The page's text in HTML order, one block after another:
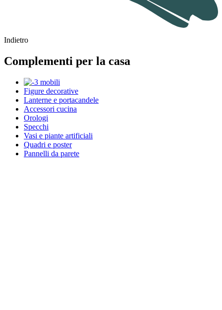
Indietro
Complementi per la casa
Figure decorative
Lanterne e portacandele
Accessori cucina
Orologi
Specchi
Vasi e piante artificiali
Quadri e poster
Pannelli da parete